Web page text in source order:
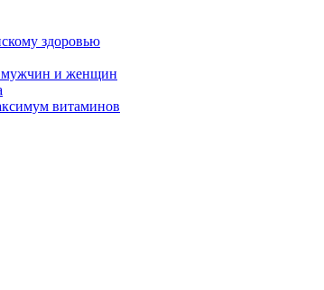
здоровью
мужчин и женщин
витаминов